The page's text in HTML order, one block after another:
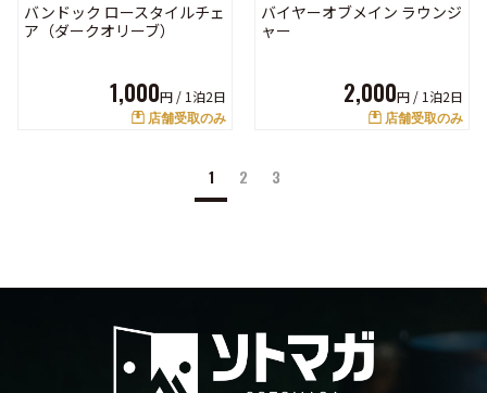
バンドック ロースタイルチェ
ア（ダークオリーブ）
1,000円 / 1泊2日
店舗受取のみ
バイヤーオブメイン ラウンジ
ャー
2,000円 / 1泊2日
店舗受取のみ
1 2 3